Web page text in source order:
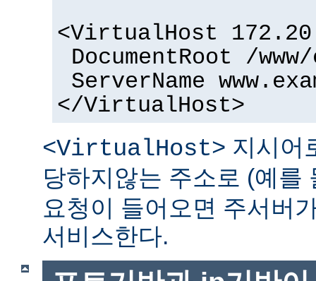
<VirtualHost
DocumentRoot /
ServerName
</VirtualHost>
<VirtualHost> 지시어
당하지않는 주소로 (예를
요청이 들어오면 주서버
서비스한다.